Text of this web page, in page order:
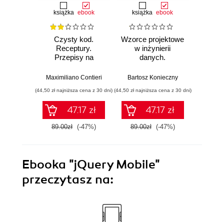
książka ebook
Czysty kod.
Receptury.
Przepisy na
struktury i jakości
Maximiliano Contieri
(44,50 zł najniższa cena z 30 dni)
47.17 zł
89.00zł (-47%)
książka ebook
Wzorce projektowe
w inżynierii
danych.
rozwiązania i dobre
Bartosz Konieczny
(44,50 zł najniższa cena z 30 dni)
47.17 zł
89.00zł (-47%)
Ebooka "jQuery Mobile"
przeczytasz na: